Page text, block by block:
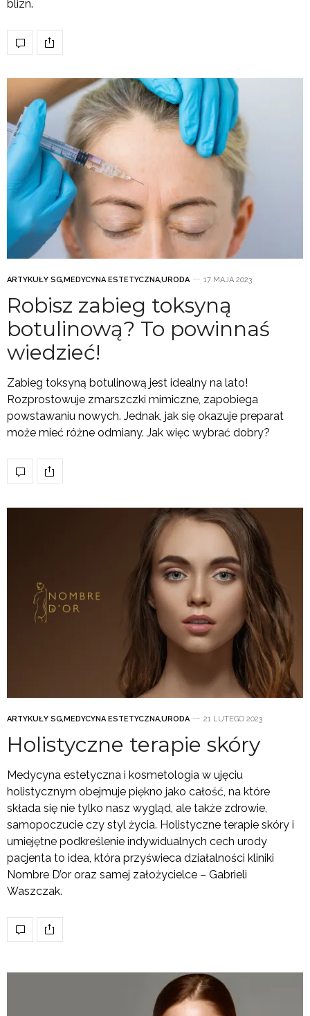
blizn.
ARTYKUŁY SG,MEDYCYNA ESTETYCZNA,URODA 17 MAJA 2023
Robisz zabieg toksyną
botulinową? To powinnaś
wiedzieć!
Zabieg toksyną botulinową jest idealny na lato!
Rozprostowuje zmarszczki mimiczne, zapobiega
powstawaniu nowych. Jednak, jak się okazuje preparat
może mieć różne odmiany. Jak więc wybrać dobry?
ARTYKUŁY SG,MEDYCYNA ESTETYCZNA,URODA 21 LUTEGO 2023
Holistyczne terapie skóry
Medycyna estetyczna i kosmetologia w ujęciu
holistycznym obejmuje piękno jako całość, na które
składa się nie tylko nasz wygląd, ale także zdrowie,
samopoczucie czy styl życia. Holistyczne terapie skóry i
umiejętne podkreślenie indywidualnych cech urody
pacjenta to idea, która przyświeca działalności kliniki
Nombre D’or oraz samej założycielce – Gabrieli
Waszczak.